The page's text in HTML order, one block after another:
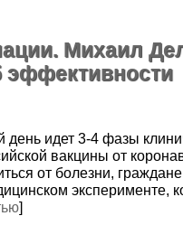
Михаил
эффективности
день идет 3-4 фазы
вакцины от
от болезни,
эксперименте,
]